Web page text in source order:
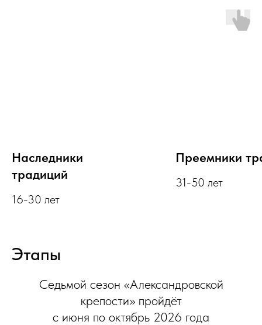
Наследники
традиций
16-30 лет
Преемники
31-50 лет
Этапы
Седьмой сезон «Александровской
крепости» пройдёт
с июня по октябрь 2026 года